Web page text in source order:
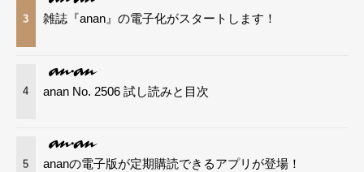
3 雑誌『anan』の電子化がスタートします！
4 anan No. 2506 試し読みと目次
5 ananの電子版が定期購読できるアプリが登場！